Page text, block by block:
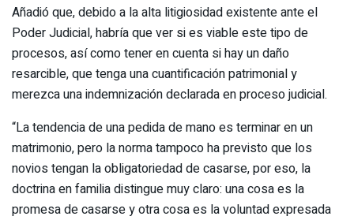
Añadió que, debido a la alta litigiosidad existente ante el
Poder Judicial, habría que ver si es viable este tipo de
procesos, así como tener en cuenta si hay un daño
resarcible, que tenga una cuantificación patrimonial y
merezca una indemnización declarada en proceso judicial.
“La tendencia de una pedida de mano es terminar en un
matrimonio, pero la norma tampoco ha previsto que los
novios tengan la obligatoriedad de casarse, por eso, la
doctrina en familia distingue muy claro: una cosa es la
promesa de casarse y otra cosa es la voluntad expresada